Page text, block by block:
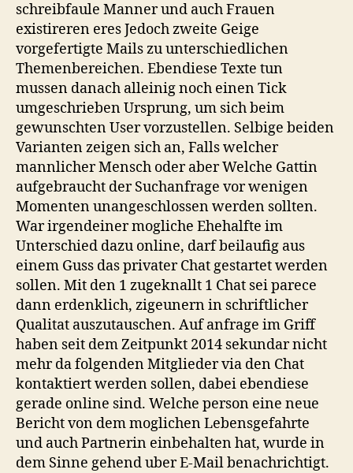
schreibfaule Manner und auch Frauen
existireren eres Jedoch zweite Geige
vorgefertigte Mails zu unterschiedlichen
Themenbereichen. Ebendiese Texte tun
mussen danach alleinig noch einen Tick
umgeschrieben Ursprung, um sich beim
gewunschten User vorzustellen. Selbige beiden
Varianten zeigen sich an, Falls welcher
mannlicher Mensch oder aber Welche Gattin
aufgebraucht der Suchanfrage vor wenigen
Momenten unangeschlossen werden sollten.
War irgendeiner mogliche Ehehalfte im
Unterschied dazu online, darf beilaufig aus
einem Guss das privater Chat gestartet werden
sollen. Mit den 1 zugeknallt 1 Chat sei parece
dann erdenklich, zigeunern in schriftlicher
Qualitat auszutauschen. Auf anfrage im Griff
haben seit dem Zeitpunkt 2014 sekundar nicht
mehr da folgenden Mitglieder via den Chat
kontaktiert werden sollen, dabei ebendiese
gerade online sind. Welche person eine neue
Bericht von dem moglichen Lebensgefahrte
und auch Partnerin einbehalten hat, wurde in
dem Sinne gehend uber E-Mail benachrichtigt.